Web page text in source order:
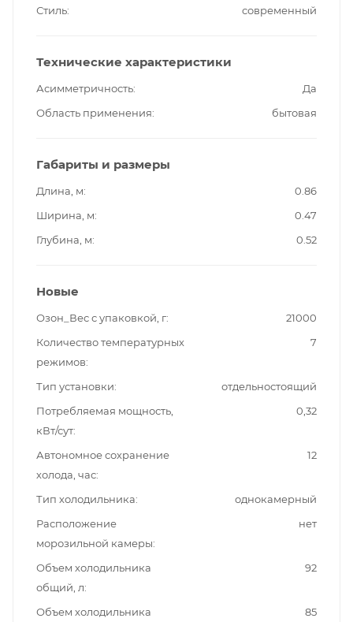
Стиль современный
Технические характеристики
Асимметричность
Да
Область применения
бытовая
Габариты и размеры
Длина, м
0.86
Ширина, м
0.47
Глубина, м
0.52
Новые
Озон_Вес с упаковкой, г
21000
Количество температурных
режимов
7
Тип установки
отдельностоящий
Потребляемая мощность,
кВт/сут
0,32
Автономное сохранение
холода, час
12
Тип холодильника
однокамерный
Расположение
морозильной камеры
нет
Объем холодильника
общий, л
92
Объем холодильника
85